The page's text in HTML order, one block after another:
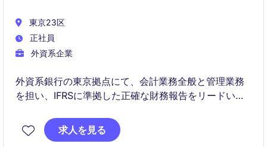
東京23区
正社員
外資系企業
外資系銀行の東京拠点にて、会計業務全般と管理業務
を担い、IFRSに準拠した正確な財務報告をリードいた
い、少人数組織での業務横断的な価値発揮が可能なポ
ジションです。
求人を見る